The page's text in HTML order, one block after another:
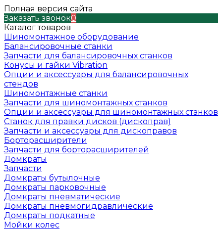
Полная версия сайта
Заказать звонок0
Каталог товаров
Шиномонтажное оборудование
Балансировочные станки
Запчасти для балансировочных станков
Конусы и гайки Vibration
Опции и аксессуары для балансировочных
стендов
Шиномонтажные станки
Запчасти для шиномонтажных станков
Опции и аксессуары для шиномонтажных станков
Станок для правки дисков (дископрав)
Запчасти и аксессуары для дископравов
Борторасширители
Запчасти для борторасширителей
Домкраты
Запчасти
Домкраты бутылочные
Домкраты парковочные
Домкраты пневматические
Домкраты пневмогидравлические
Домкраты подкатные
Мойки колес